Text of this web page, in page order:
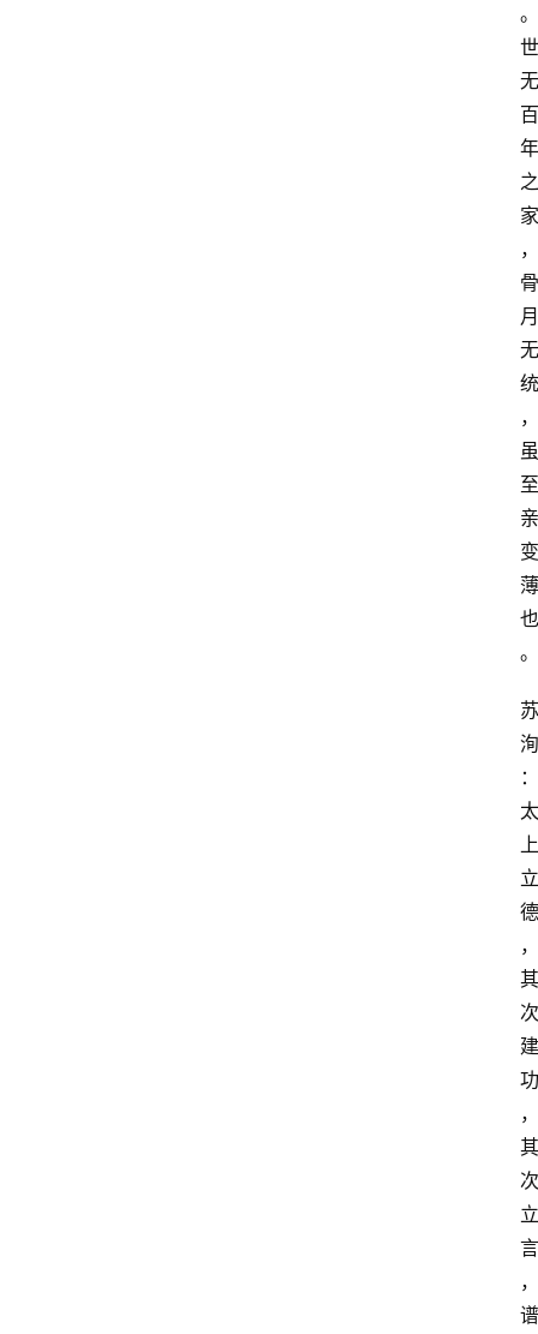
。
世
无
百
年
之
家
，
骨
月
无
统
，
虽
至
亲
变
薄
也
。
苏
洵
：
太
上
立
德
，
其
次
建
功
，
其
次
立
言
，
谱